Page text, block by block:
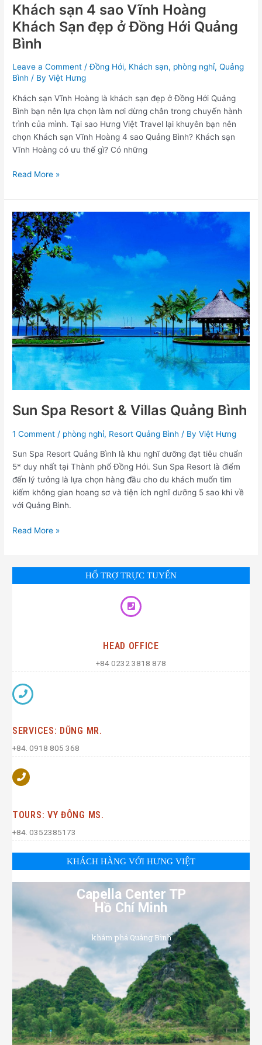
Khách sạn 4 sao Vĩnh Hoàng
Khách Sạn đẹp ở Đồng Hới Quảng
Bình
Leave a Comment /Đồng Hới, Khách sạn, phòng nghỉ,Quảng
Bình / ByViệt Hưng
Khách sạn Vĩnh Hoàng là khách sạn đẹp ở Đồng Hới Quảng
Bình bạn nên lựa chọn làm nơi dừng chân trong chuyến hành
trình của mình. Tại sao Hưng Việt Travel lại khuyên bạn nên
chọn Khách sạn Vĩnh Hoàng 4 sao Quảng Bình? Khách sạn
Vĩnh Hoàng có ưu thế gì? Có những
Bình
Read More »
Sun Spa Resort & Villas Quảng Bình
1 Comment / phòng nghỉ, Resort Quảng Bình / ByViệt Hưng
Sun Spa Resort Quảng Bình là khu nghĩ dưỡng đạt tiêu chuẩn
5* duy nhất tại Thành phố Đồng Hới. Sun Spa Resort là điểm
đến lý tưởng là lựa chọn hàng đầu cho du khách muốn tìm
kiếm không gian hoang sơ và tiện ích nghĩ dưỡng 5 sao khi về
với Quảng Bình.
Sun
Spa
Resort
&
Villas
Quảng
Bình
Read More »
HỔ TRỢ TRỰC TUYẾN
HEAD OFFICE
+84 0232 3818 878
SERVICES: DŨNG MR.
+84. 0918 805 368
TOURS: VY ĐÔNG MS.
+84. 0352385173
KHÁCH HÀNG VỚI HƯNG VIỆT
Capella Center TP
Hồ Chí Minh
khám phá Quảng Bình